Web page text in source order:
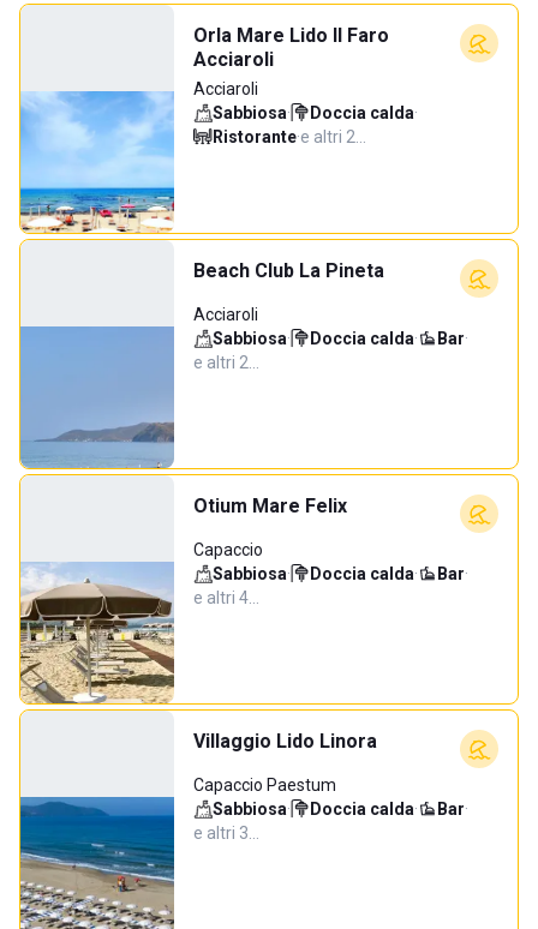
Orla Mare Lido Il Faro
Acciaroli
Acciaroli
Sabbiosa· Doccia calda·
Ristorante·e altri 2…
Beach Club La Pineta
Acciaroli
Sabbiosa· Doccia calda· Bar·
e altri 2…
Otium Mare Felix
Capaccio
Sabbiosa· Doccia calda· Bar·
e altri 4…
Villaggio Lido Linora
Capaccio Paestum
Sabbiosa· Doccia calda· Bar·
e altri 3…